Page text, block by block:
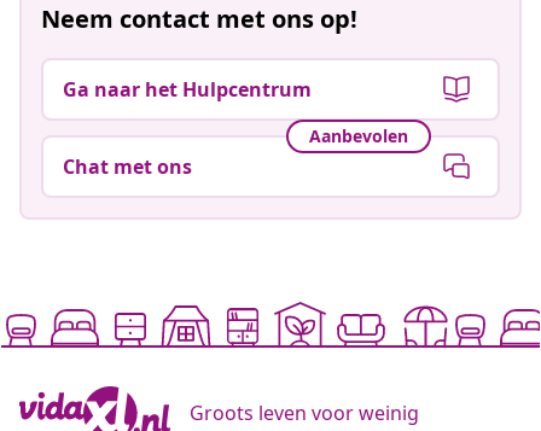
Neem contact met ons op!
Ga naar het Hulpcentrum
Aanbevolen
Chat met ons
Groots leven voor weinig